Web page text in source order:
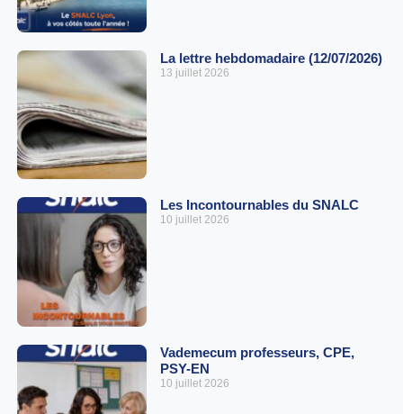
La lettre hebdomadaire (12/07/2026)
13 juillet 2026
Les Incontournables du SNALC
10 juillet 2026
Vademecum professeurs, CPE,
PSY-EN
10 juillet 2026